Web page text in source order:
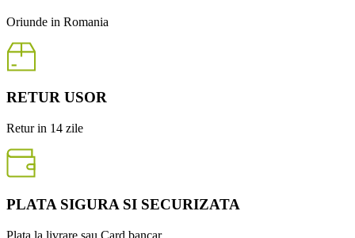
Oriunde in Romania
RETUR USOR
Retur in 14 zile
PLATA SIGURA SI SECURIZATA
Plata la livrare sau Card bancar